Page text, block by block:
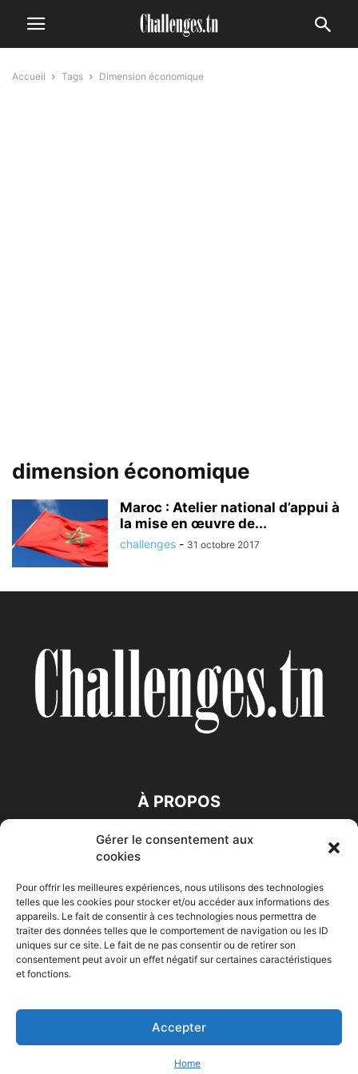
Gérer le consentement aux
cookies
Pour offrir les meilleures expériences, nous utilisons des technologies
telles que les cookies pour stocker et/ou accéder aux informations des
appareils. Le fait de consentir à ces technologies nous permettra de
traiter des données telles que le comportement de navigation ou les ID
uniques sur ce site. Le fait de ne pas consentir ou de retirer son
consentement peut avoir un effet négatif sur certaines caractéristiques
et fonctions.
Accepter
Home
Accueil Tags Dimension économique
dimension économique
Maroc : Atelier national d’appui à
la mise en œuvre de...
challenges - 31 octobre 2017
À PROPOS
SUIVEZ NOUS
Accueil Economie Entreprises Entrepreneur Afrique
HIGH-TECH Auto-Moto
© Challenges.tn By AAKOM.DIGITAL